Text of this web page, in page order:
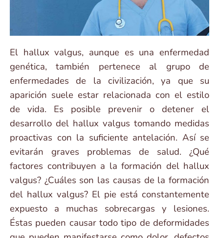
El hallux valgus, aunque es una enfermedad
genética, también pertenece al grupo de
enfermedades de la civilización, ya que su
aparición suele estar relacionada con el estilo
de vida. Es posible prevenir o detener el
desarrollo del hallux valgus tomando medidas
proactivas con la suficiente antelación. Así se
evitarán graves problemas de salud. ¿Qué
factores contribuyen a la formación del hallux
valgus? ¿Cuáles son las causas de la formación
del hallux valgus? El pie está constantemente
expuesto a muchas sobrecargas y lesiones.
Éstas pueden causar todo tipo de deformidades